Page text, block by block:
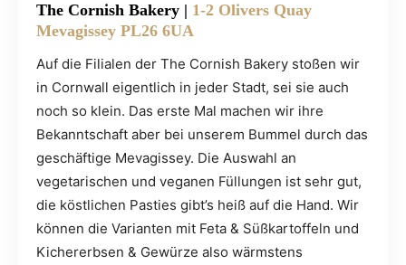
The Cornish Bakery | 1-2 Olivers Quay
Mevagissey PL26 6UA
Auf die Filialen der The Cornish Bakery stoßen wir
in Cornwall eigentlich in jeder Stadt, sei sie auch
noch so klein. Das erste Mal machen wir ihre
Bekanntschaft aber bei unserem Bummel durch das
geschäftige Mevagissey. Die Auswahl an
vegetarischen und veganen Füllungen ist sehr gut,
die köstlichen Pasties gibt’s heiß auf die Hand. Wir
können die Varianten mit Feta & Süßkartoffeln und
Kichererbsen & Gewürze also wärmstens